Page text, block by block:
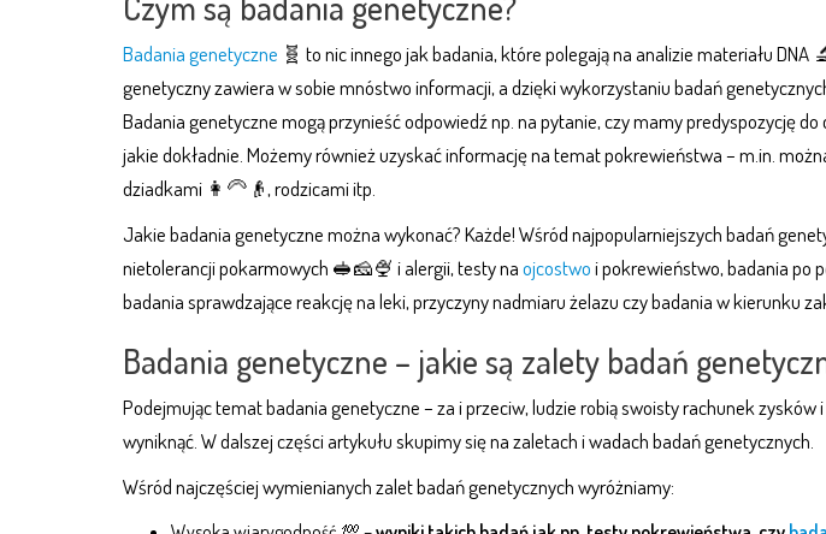
Badania genetyczne 🧬 to nic innego jak badania, które polegają na analizie materiału DNA
genetyczny zawiera w sobie mnóstwo informacji, a dzięki wykorzystaniu badań
Badania genetyczne mogą przynieść odpowiedź np. na pytanie, czy mamy predyspozycję
jakie dokładnie. Możemy również uzyskać informację na temat pokrewieństwa – m.in.
dziadkami 👩‍🦳👴, rodzicami itp.
Jakie badania genetyczne można wykonać? Każde! Wśród najpopularniejszych badań
nietolerancji pokarmowych 🥪🧀🍨 i alergii, testy naojcostwoi pokrewieństwo, badania po
badania sprawdzające reakcję na leki, przyczyny nadmiaru żelazu czy badania w kierunku
Badania genetyczne – jakie są zalety badań
Podejmując temat badania genetyczne – za i przeciw, ludzie robią swoisty rachunek
wyniknąć. W dalszej części artykułu skupimy się na zaletach i wadach badań genetycznych.
Wśród najczęściej wymienianych zalet badań genetycznych wyróżniamy: